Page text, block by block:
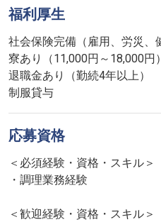
福利厚生
社会保険完備（雇用、労災、
寮あり（11,000円～18,000円）
退職金あり（勤続4年以上）
制服貸与
応募資格
＜必須経験・資格・スキル＞
・調理業務経験
＜歓迎経験・資格・スキル＞